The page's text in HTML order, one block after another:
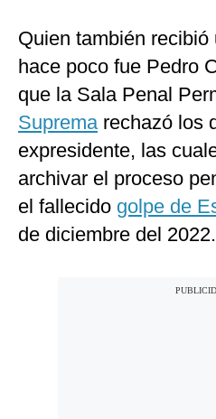
Quien también
hace poco fue Pedro
que la Sala Penal
Supremarechazó los
expresidente, las
archivar el proceso
el fallecido golpe de
de diciembre del 2022.